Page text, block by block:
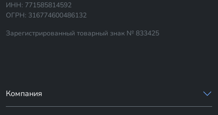
ИНН: 771585814592
ОГРН: 316774600486132
Зарегистрированный товарный знак № 833425
Компания